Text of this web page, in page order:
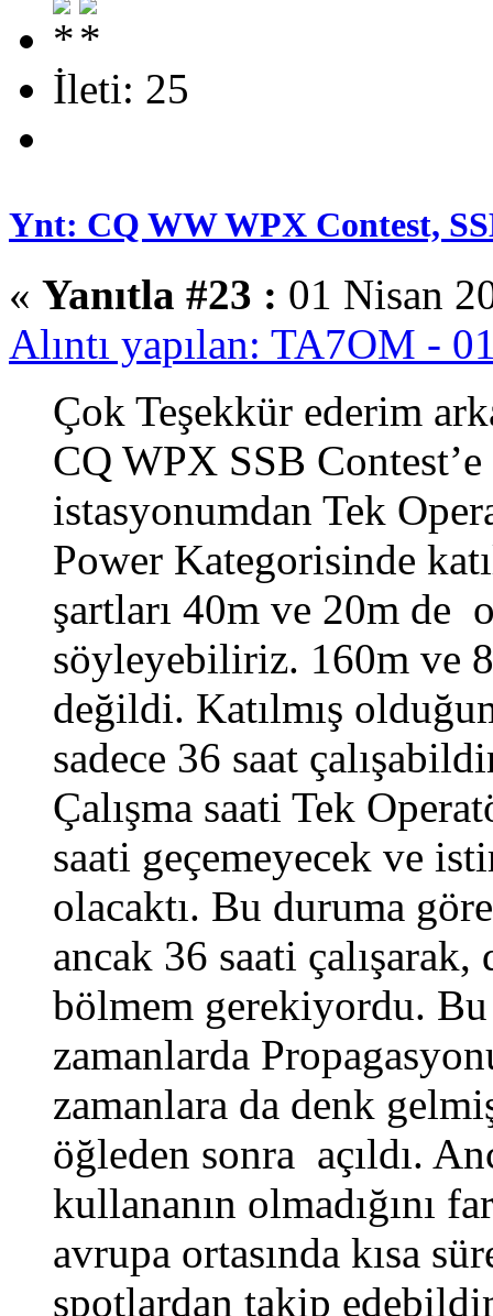
İleti: 25
Ynt: CQ WW WPX Contest,
« Yanıtla #23 : 01 Nisan
Alıntı yapılan: TA7OM -
Çok Teşekkür ederim
CQ WPX SSB
istasyonumdan Tek
Power Kategorisinde
şartları 40m ve 20m de
söyleyebiliriz. 160m ve
değildi. Katılmış
sadece 36 saat
Çalışma saati Tek
saati geçemeyecek ve
olacaktı. Bu duruma
ancak 36 saati çalışarak,
bölmem gerekiyordu. Bu
zamanlarda
zamanlara da denk
öğleden sonra açıldı.
kullananın olmadığını
avrupa ortasında kısa
spotlardan takip